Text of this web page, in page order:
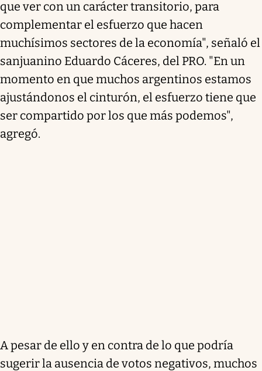
que ver con un carácter transitorio, para
complementar el esfuerzo que hacen
muchísimos sectores de la economía", señaló el
sanjuanino Eduardo Cáceres, del PRO. "En un
momento en que muchos argentinos estamos
ajustándonos el cinturón, el esfuerzo tiene que
ser compartido por los que más podemos",
agregó.
A pesar de ello y en contra de lo que podría
sugerir la ausencia de votos negativos, muchos